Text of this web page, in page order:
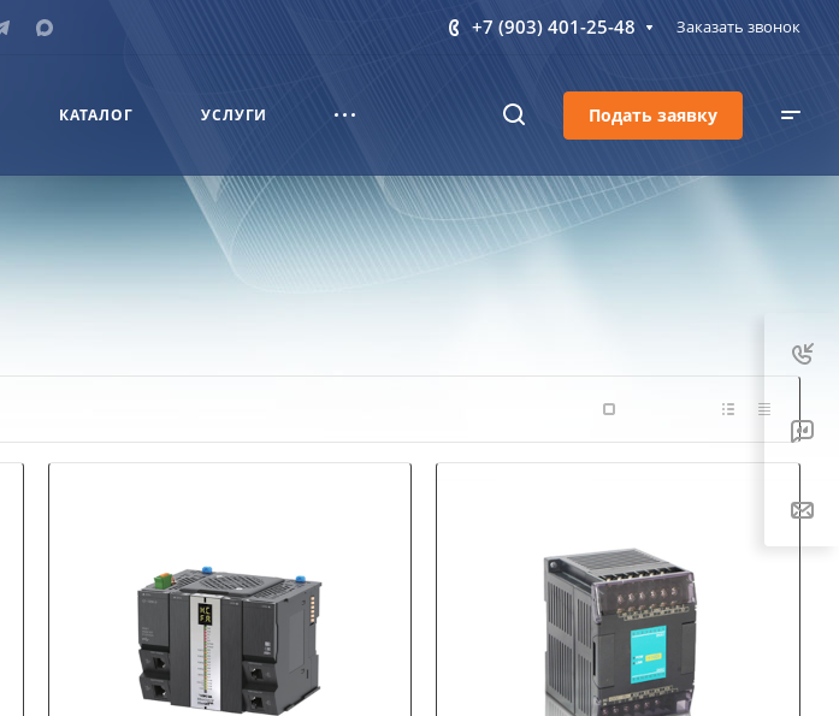
+7 (903) 401-25-48 Заказать звонок
КАТАЛОГ УСЛУГИ Подать заявку